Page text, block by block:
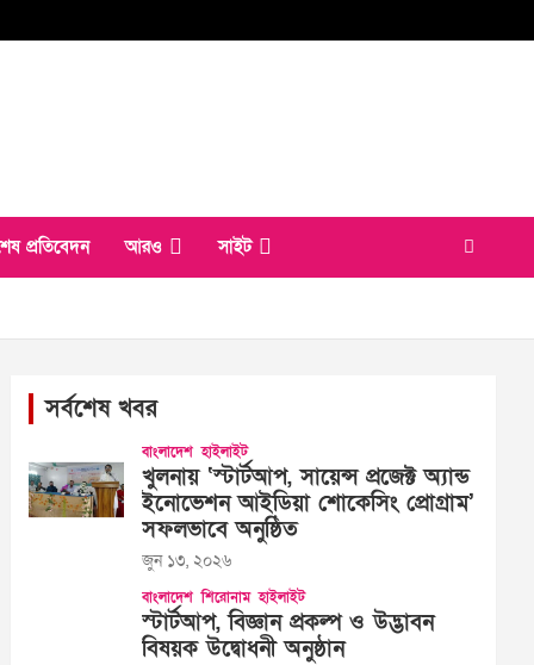
প্রতিবেদন আরও সাইট
সর্বশেষ খবর
বাংলাদেশ হাইলাইট
খুলনায় ‘স্টার্টআপ, সায়েন্স প্রজেক্ট অ্যান্ড
ইনোভেশন আইডিয়া শোকেসিং প্রোগ্রাম’
সফলভাবে অনুষ্ঠিত
জুন ১৩, ২০২৬
বাংলাদেশ শিরোনাম হাইলাইট
স্টার্টআপ, বিজ্ঞান প্রকল্প ও উদ্ভাবন
বিষয়ক উদ্বোধনী অনুষ্ঠান